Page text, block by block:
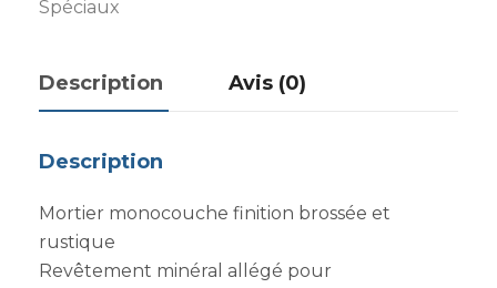
Spéciaux
Description Avis (0)
Description
Mortier monocouche finition brossée et
rustique
Revêtement minéral allégé pour